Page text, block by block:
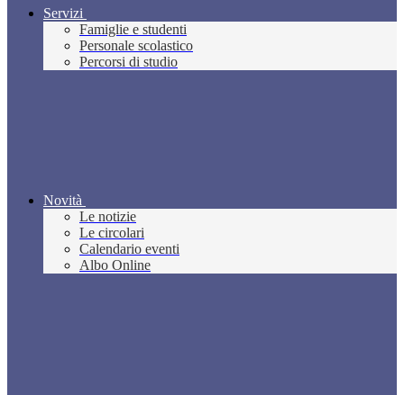
Servizi
Famiglie e studenti
Personale scolastico
Percorsi di studio
Novità
Le notizie
Le circolari
Calendario eventi
Albo Online